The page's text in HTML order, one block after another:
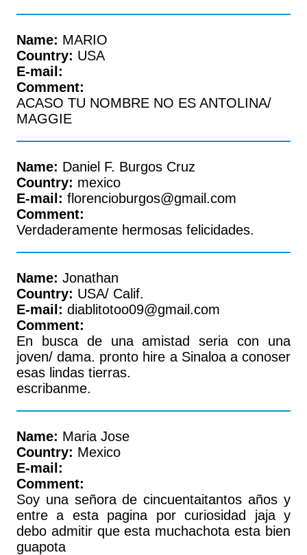
Name: MARIO
Country: USA
E-mail:
Comment:
ACASO TU NOMBRE NO ES ANTOLINA/
MAGGIE
Name: Daniel F. Burgos Cruz
Country: mexico
E-mail: florencioburgos@gmail.com
Comment:
Verdaderamente hermosas felicidades.
Name: Jonathan
Country: USA/ Calif.
E-mail: diablitotoo09@gmail.com
Comment:
En busca de una amistad seria con una
joven/ dama. pronto hire a Sinaloa a conoser
esas lindas tierras.
escribanme.
Name: Maria Jose
Country: Mexico
E-mail:
Comment:
Soy una señora de cincuentaitantos años y
entre a esta pagina por curiosidad jaja y
debo admitir que esta muchachota esta bien
guapota